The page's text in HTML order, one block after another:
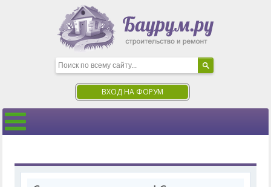
ВХОД НА ФОРУМ